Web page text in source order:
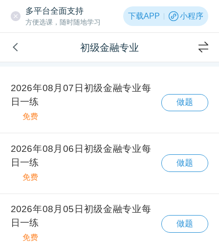
多平台全面支持
方便选课，随时随地学习
下载APP 小程序
初级金融专业
2026年08月07日初级金融专业每
日一练
免费
做题
2026年08月06日初级金融专业每
日一练
免费
做题
2026年08月05日初级金融专业每
日一练
免费
做题